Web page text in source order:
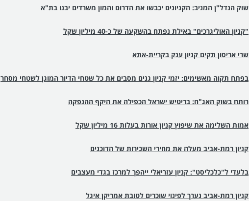
שוק הנדל"ן המניב: הקניונים יכבשו את הדרום והמון משרדים יבנו בת"א
"קניון האוליגרכים" באילת נפתח בהשקעה של כ-40 מיליון שקל
שרי אריסון תקים קניון ענק בקריית-אתא
בפתח תקוה מאשימים: יזמי קניון גנים מסבים את כל שטחי הדיור המוגן לשטחי מסחר
רותח בשוק האג"ח: בריטיש ישראל הכפילה את היקף ההנפקה
אמות השלימה את שיפוץ קניון אורות בעלות 16 מיליון שקל
קניון רמת-אביב מעלה את מחירי השכירות של הדוכנים
בלעדי ל"כלכליסט": קניון עזריאלי ייהפך למרכז בגדי מעצבים
קניון רמת-אביב נערך לפינוי שוכרים לטובת אמריקן איגל